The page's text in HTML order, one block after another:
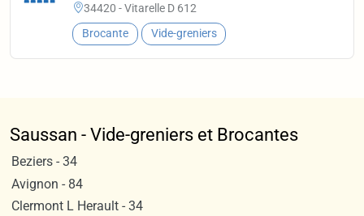
34420 - Vitarelle D 612
Brocante Vide-greniers
Saussan - Vide-greniers et Brocantes
Beziers - 34
Avignon - 84
Clermont L Herault - 34